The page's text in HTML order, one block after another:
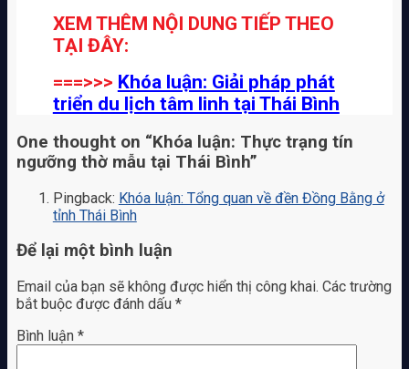
XEM THÊM NỘI DUNG TIẾP THEO
TẠI ĐÂY:
===>>> Khóa luận: Giải pháp phát
triển du lịch tâm linh tại Thái Bình
One thought on “Khóa luận: Thực trạng tín
ngưỡng thờ mẫu tại Thái Bình”
Pingback: Khóa luận: Tổng quan về đền Đồng Bằng ở
tỉnh Thái Bình
Để lại một bình luận
Email của bạn sẽ không được hiển thị công khai. Các trường
bắt buộc được đánh dấu *
Bình luận *